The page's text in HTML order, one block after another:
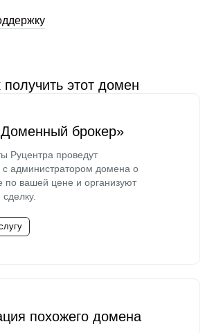
получить этот домен
брокер»
Руцентра проведут
с администратором домена о
по вашей цене и организуют
похожего домена